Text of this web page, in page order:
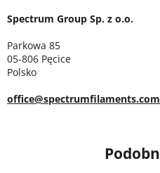
Spectrum Group Sp. z o.o.
Parkowa 85
05-806 Pęcice
Polsko
office@spectrumfilaments.com